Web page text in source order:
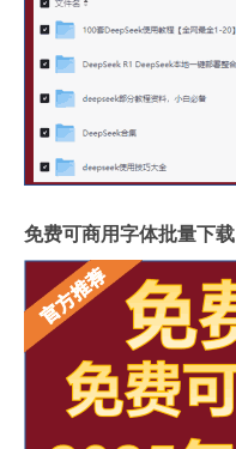
免费可商用字体批量下载